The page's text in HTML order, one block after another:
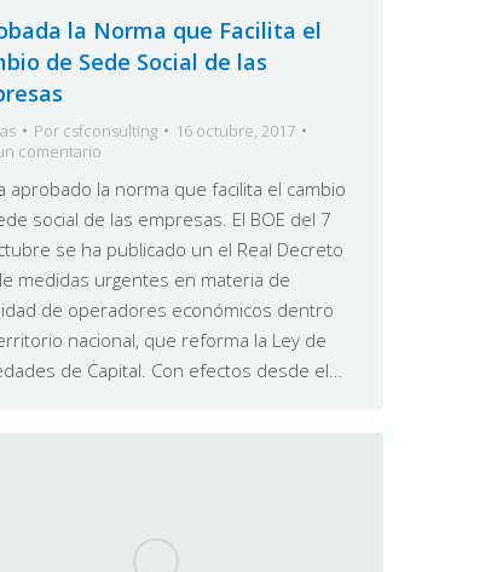
la Norma que Facilita el
de Sede Social de las
Por csfconsulting
16 octubre, 2017
comentario
aprobado la norma que facilita el cambio
social de las empresas. El BOE del 7
se ha publicado un el Real Decreto
medidas urgentes en materia de
de operadores económicos dentro
nacional, que reforma la Ley de
de Capital. Con efectos desde el…